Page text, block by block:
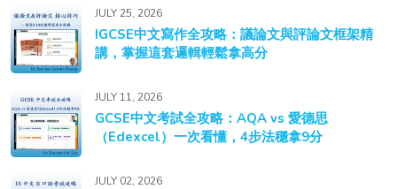
JULY 25, 2026
IGCSE中文寫作全攻略：議論文與評論文框架精
講，掌握這套邏輯輕鬆拿高分
JULY 11, 2026
GCSE中文考試全攻略：AQA vs 愛德思
（Edexcel）一次看懂，4步法穩拿9分
JULY 02, 2026